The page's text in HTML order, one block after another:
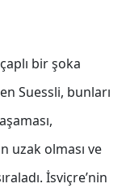
bir şoka
Suessli, bunları
uzak olması ve
İsviçre’nin